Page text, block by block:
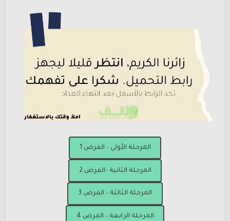
المرحلة الأولى – الفرض 1
المرحلة الثانية -الفرض 2
المرحلة الثالثة – الفرض 3
المرحلة الرابعة – الفرض 4